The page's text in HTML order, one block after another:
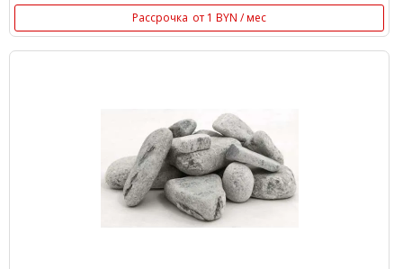
Рассрочка от 1 BYN / мес